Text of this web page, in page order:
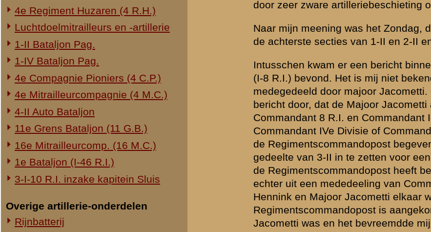
daarop de commandopost II-8 R.I. voorzoover dit mogelijk was in verdedigende
gesignaleerd, waarop een gevecht ontstond. Van onzen kant werd het afgeven van
bemoeilijkt, daar de loopgraven van de bataljonscommandopost niet tot het geven
ingericht, doch meer als verbindingsloopgraven tusschen de verschillende posten
had de Kapitein van den Berg zich met twee man buiten de loopgraven begeven,
bijzonder heeft geweerd. Dit gevecht heeft naar schatting ongeveer een paar uur
rustig werd en wij geen vijand meer hebben gezien. Blijkbaar hebben wij de ons
stoottroepen buiten gevecht gesteld, of wel is een groot gedeelte om ons heen
Nadat het den verderen middag rustig was gebleven, brak in den namiddag een
terwijl eveneens vliegtuigen werden gesignaleerd. Door het probeeren van
telefoondraden konden wij met de Regimentscommandopost verbinding krijgen,
verteld, dat aldaar bericht was ontvangen over zeer succesvolle tegenstooten van
vroegen ons derhalve af, of dit artillerievuur niet door onze eigen artillerie werd
van dit vuur werden achter onze commandopost troepen waargenomen, die uit de
Regimentscommandopost kwamen en een zeer wanordelijke indruk gaven.
indruk, dat zij in zijdelingsche richting achter ons langs trokken. Toen tenslotte uit
" viel op te maken, dat het vijand was, herleefde aanvankelijk onze
", welke hoop echter later ijdel bleek te zijn. Naar mijn
vijand ter sterkte van een compagnie en nadat wij ons aanvankelijk stil hadden
tenslotte het vuur geopend, toen bleek, dat de zijdelingsche richting van den vijand
voor een omsingelende beweging. Het vuren was hier echter nog moeilijker dan
nu front gemaakt moest worden naar achteren en bovendien het schootsveld zeer
door de in het bosch aanwezige obstakels, zooals auto's, houten schotten, vaten e.d.